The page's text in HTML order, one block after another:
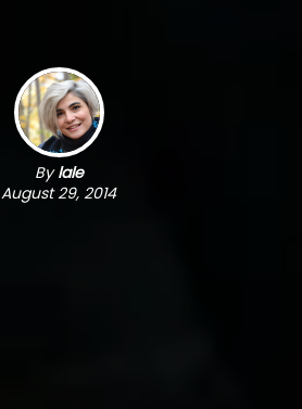
Bylale
August 29, 2014